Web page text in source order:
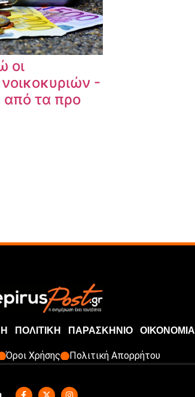
οι
-
από τα προ
ΠΟΛΙΤΙΚΗ ΠΑΡΑΣΚΗΝΙΟ ΟΙΚΟΝΟΜΙΑ
Όροι Χρήσης Πολιτική Απορρήτου